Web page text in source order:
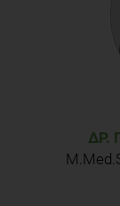
ΔΡ.